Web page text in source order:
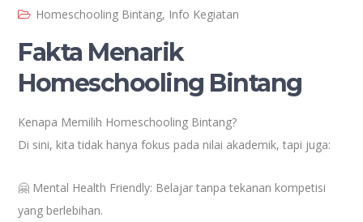
Homeschooling Bintang, Info Kegiatan
Fakta Menarik
Homeschooling Bintang
Kenapa Memilih Homeschooling Bintang?
Di sini, kita tidak hanya fokus pada nilai akademik, tapi juga:
🤗 Mental Health Friendly: Belajar tanpa tekanan kompetisi
yang berlebihan.